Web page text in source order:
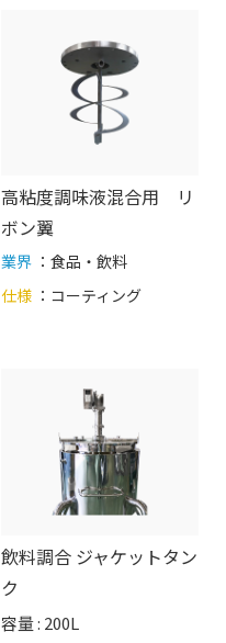
高粘度調味液混合用 リ
ボン翼
業界 ：食品・飲料
仕様 ： コーティング
飲料調合 ジャケットタン
ク
容量 : 200L